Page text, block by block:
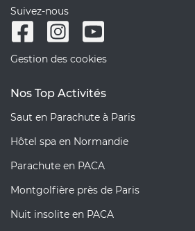
Suivez-nous
Gestion des cookies
Nos Top Activités
Saut en Parachute à Paris
Hôtel spa en Normandie
Parachute en PACA
Montgolfière près de Paris
Nuit insolite en PACA